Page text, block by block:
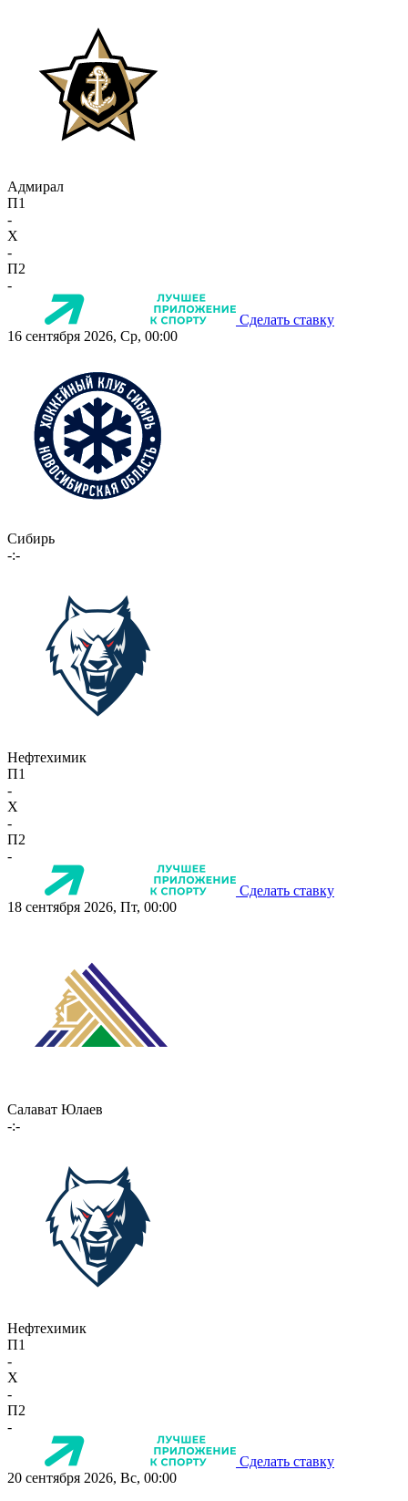
Адмирал
П1
-
X
-
П2
-
Сделать ставку
16 сентября 2026, Ср, 00:00
Сибирь
-:-
Нефтехимик
П1
-
X
-
П2
-
Сделать ставку
18 сентября 2026, Пт, 00:00
Салават Юлаев
-:-
Нефтехимик
П1
-
X
-
П2
-
Сделать ставку
20 сентября 2026, Вс, 00:00